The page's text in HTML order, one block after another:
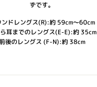
ずです。
ンドレングス(R):約 59cm～60cm
耳までのレングス(E-E):約 35cm
後のレングス (F-N):約 38cm